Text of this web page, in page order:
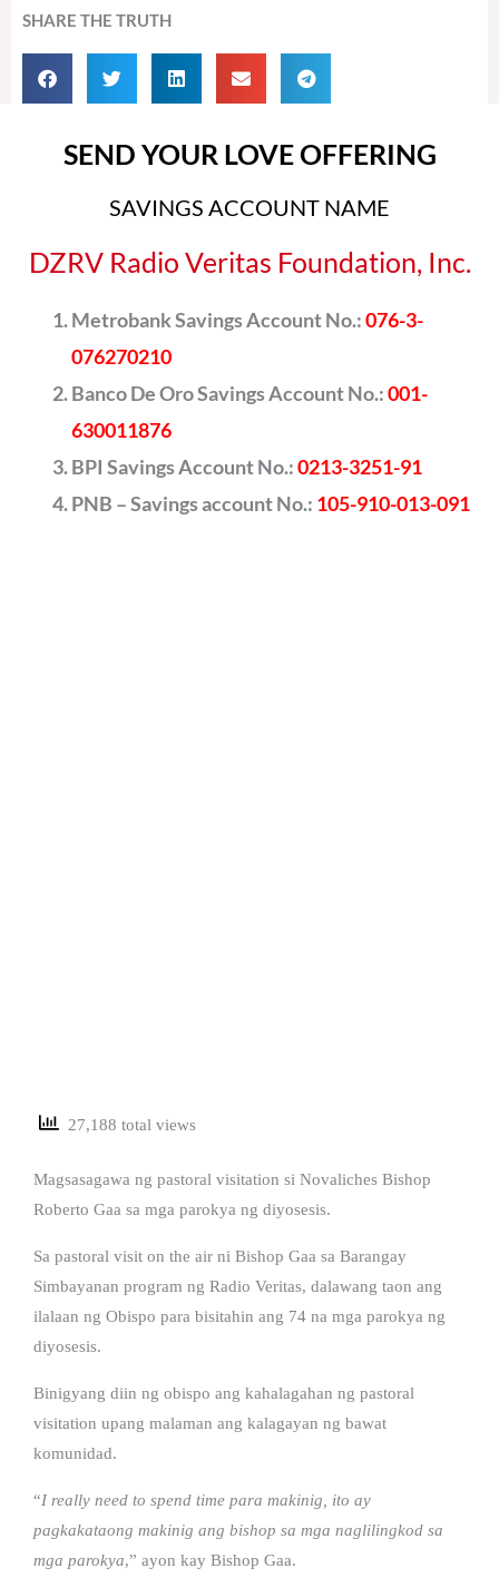
SHARE THE TRUTH
SEND YOUR LOVE OFFERING
SAVINGS ACCOUNT NAME
DZRV Radio Veritas Foundation, Inc.
Metrobank Savings Account No.:076-3-
076270210
Banco De Oro Savings Account No.:001-
630011876
BPI Savings Account No.:0213-3251-91
PNB – Savings account No.: 105-910-013-091
27,188 total views
Magsasagawa ng pastoral visitation si Novaliches Bishop
Roberto Gaa sa mga parokya ng diyosesis.
Sa pastoral visit on the air ni Bishop Gaa sa Barangay
Simbayanan program ng Radio Veritas, dalawang taon ang
ilalaan ng Obispo para bisitahin ang 74 na mga parokya ng
diyosesis.
Binigyang diin ng obispo ang kahalagahan ng pastoral
visitation upang malaman ang kalagayan ng bawat
komunidad.
“I really need to spend time para makinig, ito ay
pagkakataong makinig ang bishop sa mga naglilingkod sa
mga parokya,” ayon kay Bishop Gaa.